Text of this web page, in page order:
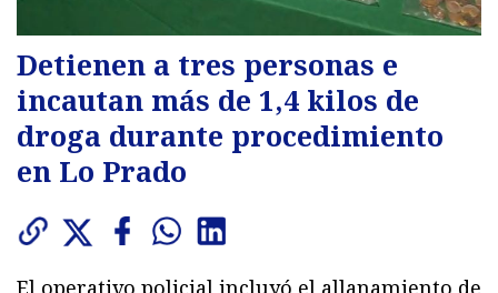
Detienen a tres personas e
incautan más de 1,4 kilos de
droga durante procedimiento
en Lo Prado
El operativo policial incluyó el allanamiento de